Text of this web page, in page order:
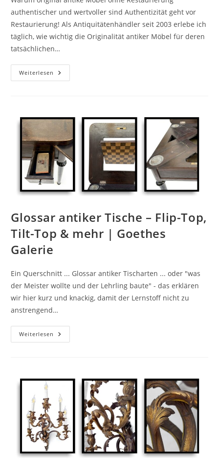
authentischer und wertvoller sind Authentizität geht vor
Restaurierung! Als Antiquitätenhändler seit 2003 erlebe ich
täglich, wie wichtig die Originalität antiker Möbel für deren
tatsächlichen…
Weiterlesen
Glossar antiker Tische – Flip-Top,
Tilt-Top & mehr | Goethes
Galerie
Ein Querschnitt ... Glossar antiker Tischarten ... oder "was
der Meister wollte und der Lehrling baute" - das erklären
wir hier kurz und knackig, damit der Lernstoff nicht zu
anstrengend…
Weiterlesen